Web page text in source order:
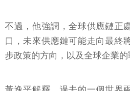
不過，他強調，全球供應鏈正
口，未來供應鏈可能走向最終
步政策的方向，以及全球企業的